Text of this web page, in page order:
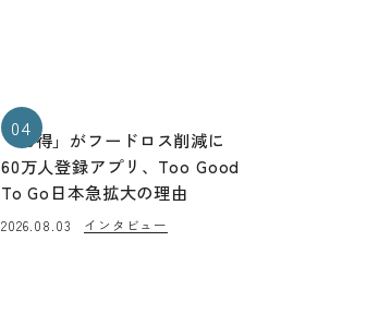
04
「お得」がフードロス削減に
60万人登録アプリ、Too Good
To Go日本急拡大の理由
2026.08.03 インタビュー